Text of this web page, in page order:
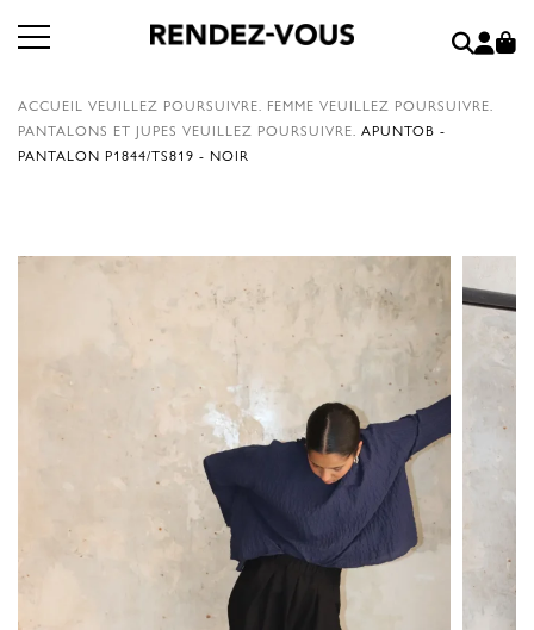
ACCUEIL VEUILLEZ POURSUIVRE. FEMME VEUILLEZ POURSUIVRE.
PANTALONS ET JUPES VEUILLEZ POURSUIVRE. APUNTOB -
PANTALON P1844/TS819 - NOIR